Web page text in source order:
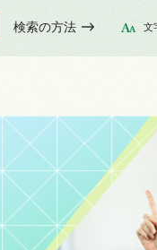
検索の方法 文